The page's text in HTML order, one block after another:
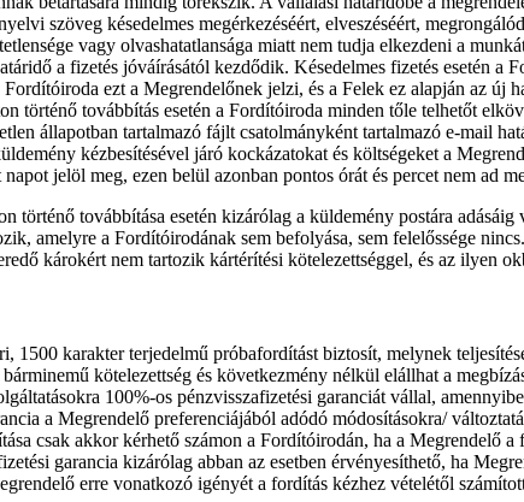
szöveg késedelmes megérkezéséért, elveszéséért,
vagy olvashatatlansága miatt nem tudja elkezdeni a
a fizetés jóváírásától kezdődik. Késedelmes fizetés esetén
ezt a Megrendelőnek jelzi, és a Felek ez alapján az
történő továbbítás esetén a Fordítóiroda minden tőle telhetőt
állapotban tartalmazó fájlt csatolmányként tartalmazó e-mail
kézbesítésével járó kockázatokat és költségeket a
jelöl meg, ezen belül azonban pontos órát és percet nem ad
továbbítása esetén kizárólag a küldemény postára
amelyre a Fordítóirodának sem befolyása, sem felelőssége
károkért nem tartozik kártérítési kötelezettséggel, és az ilyen
1500 karakter terjedelmű próbafordítást biztosít, melynek
kötelezettség és következmény nélkül elállhat a
100%-os pénzvisszafizetési garanciát vállal,
a Megrendelő preferenciájából adódó módosításokra/
csak akkor kérhető számon a Fordítóirodán, ha a Megrendelő
garancia kizárólag abban az esetben érvényesíthető, ha
erre vonatkozó igényét a fordítás kézhez vételétől